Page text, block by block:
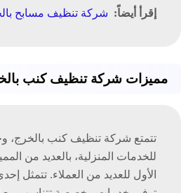
إقرأ أيضاً: شركة تنظيف مسابح
مميزات شركة تنظيف كنب
تتمتع شركة تنظيف كنب بالخرج،
للخدمات المنزلية، بالعديد من
الأول للعديد من العملاء. تتمثل